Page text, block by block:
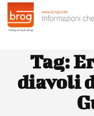
Tag:
diavoli